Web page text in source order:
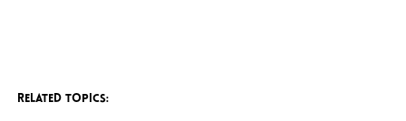
RELATED TOPICS: